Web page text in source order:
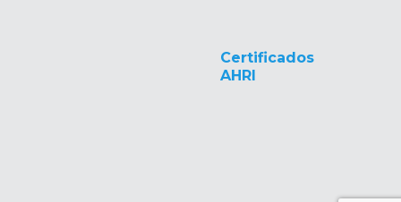
Certificados
AHRI